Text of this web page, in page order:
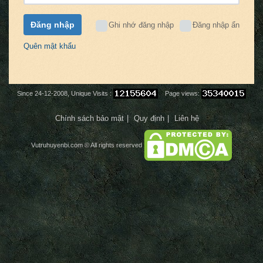
Ghi nhớ đăng nhập Đăng nhập ẩn
Đăng nhập
Quên mật khẩu
Since 24-12-2008, Unique Visits : Page views:
Chính sách bảo mật Quy định Liên hệ
Vutruhuyenbi.com© All rights reserved